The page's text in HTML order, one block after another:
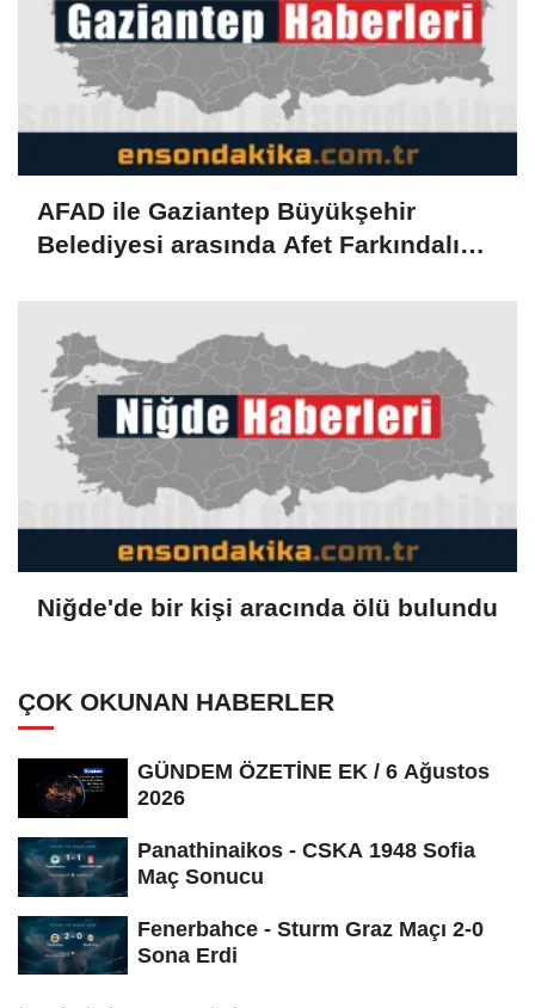
AFAD ile Gaziantep Büyükşehir
Belediyesi arasında Afet Farkındalık
protokolü
Niğde'de bir kişi aracında ölü bulundu
ÇOK OKUNAN HABERLER
GÜNDEM ÖZETİNE EK / 6 Ağustos
2026
Panathinaikos - CSKA 1948 Sofia
Maç Sonucu
Fenerbahce - Sturm Graz Maçı 2-0
Sona Erdi